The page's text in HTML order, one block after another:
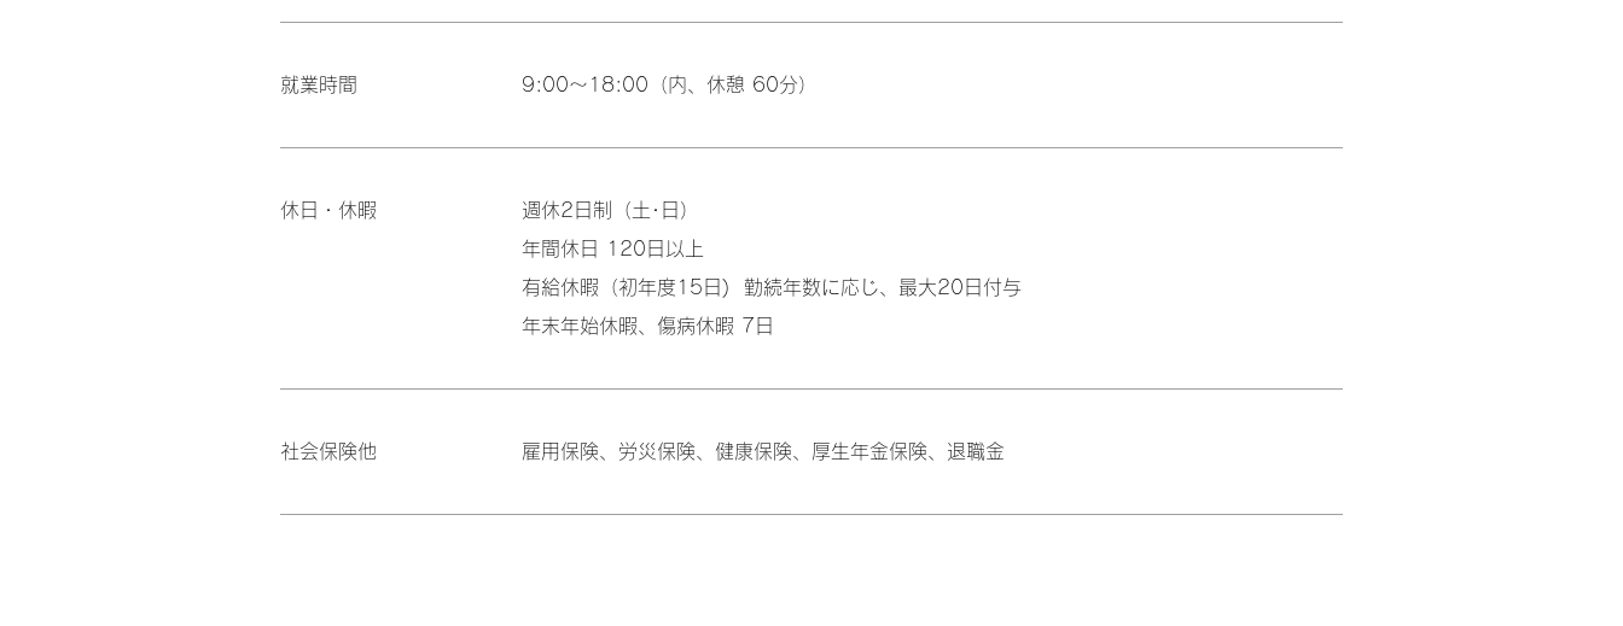
就業時間 9:00～18:00（内、休憩 60分）
休日・休暇
週休2日制（土･日）
年間休日 120日以上
有給休暇（初年度15日) 勤続年数に応じ、最大20日付与
年末年始休暇、傷病休暇 7日
社会保険他 雇用保険、労災保険、健康保険、厚生年金保険、退職金